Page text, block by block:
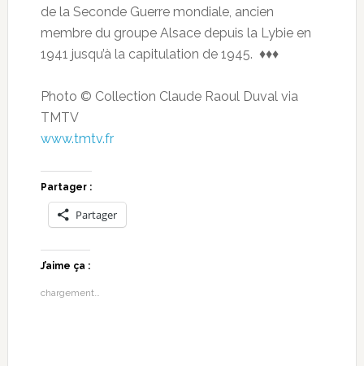
de la Seconde Guerre mondiale, ancien
membre du groupe Alsace depuis la Lybie en
1941 jusqu’à la capitulation de 1945. ♦♦♦
Photo © Collection Claude Raoul Duval via
TMTV
www.tmtv.fr
Partager :
Partager
J’aime ça :
chargement…